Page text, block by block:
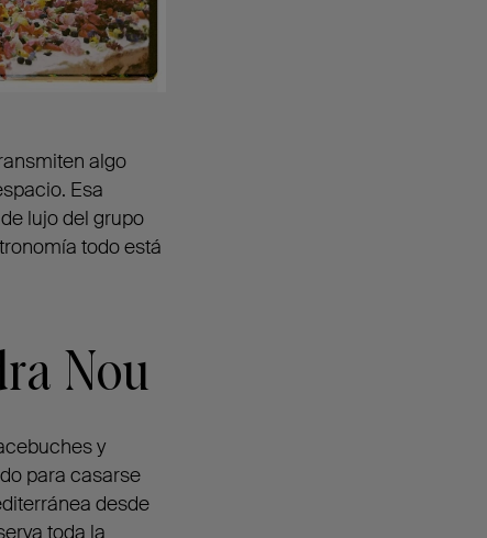
algo
Esa
lujo del grupo
todo está
Nou
y
para casarse
desde
toda la